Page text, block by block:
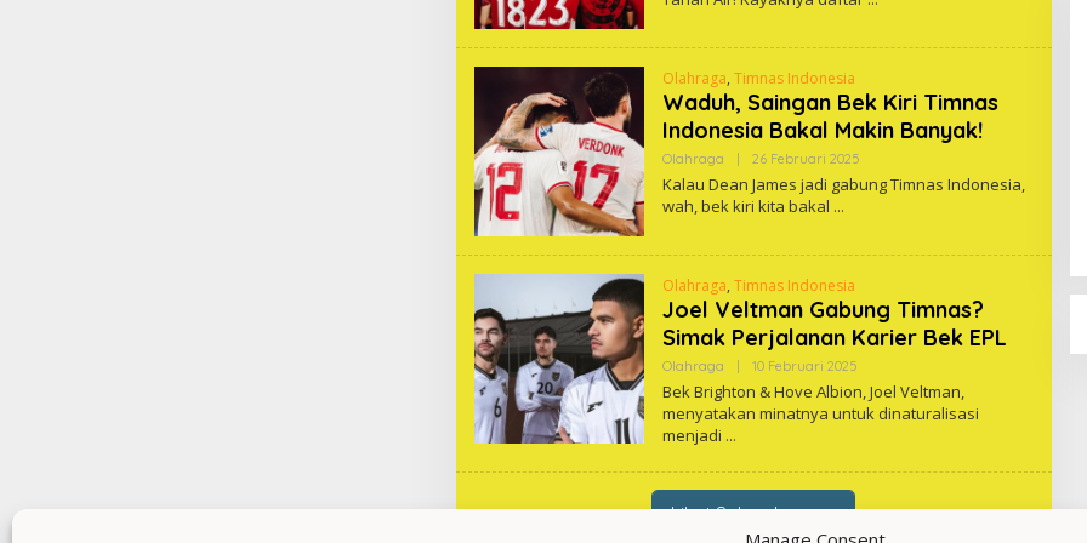
Olahraga, Timnas Indonesia
Waduh, Saingan Bek Kiri Timnas
Indonesia Bakal Makin Banyak!
Olahraga | 26 Februari 2025Oleh
Kalau Dean James jadi gabung Timnas Indonesia,
wah, bek kiri kita bakal
Olahraga, Timnas Indonesia
Joel Veltman Gabung Timnas?
Simak Perjalanan Karier Bek EPL
Olahraga | 10 Februari 2025Oleh
Bek Brighton & Hove Albion, Joel Veltman,
menyatakan minatnya untuk dinaturalisasi
menjadi
Lihat Selengkapnya